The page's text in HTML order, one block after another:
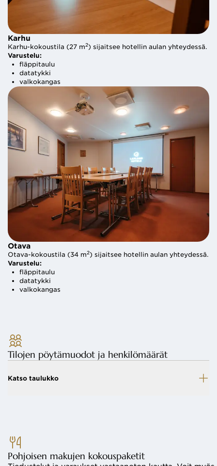
Karhu
Karhu-kokoustila (27 m2) sijaitsee hotellin aulan yhteydessä.
Varustelu:
fläppitaulu
datatykki
valkokangas
Otava
Otava-kokoustila (34 m2) sijaitsee hotellin aulan yhteydessä.
Varustelu:
fläppitaulu
datatykki
valkokangas
Karhu
Karhu-kokoustila (27 m2) sijaitsee hotellin aulan yhteydessä.
Varustelu:
fläppitaulu
datatykki
valkokangas
Otava
Otava-kokoustila (34 m2) sijaitsee hotellin aulan yhteydessä.
Varustelu:
fläppitaulu
datatykki
valkokangas
Tilojen pöytämuodot ja henkilömäärät
Katso taulukko
Pohjoisen makujen kokouspaketit